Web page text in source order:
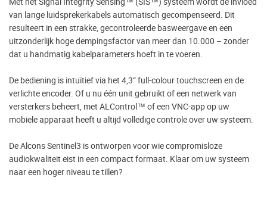
van lange luidsprekerkabels automatisch gecompenseerd. Dit
resulteert in een strakke, gecontroleerde basweergave en een
uitzonderlijk hoge dempingsfactor van meer dan 10.000 – zonder
dat u handmatig kabelparameters hoeft in te voeren.
De bediening is intuïtief via het 4,3” full-colour touchscreen en de
verlichte encoder. Of u nu één unit gebruikt of een netwerk van
versterkers beheert, met ALControl™ of een VNC-app op uw
mobiele apparaat heeft u altijd volledige controle over uw systeem.
De Alcons Sentinel3 is ontworpen voor wie compromisloze
audiokwaliteit eist in een compact formaat. Klaar om uw systeem
naar een hoger niveau te tillen?